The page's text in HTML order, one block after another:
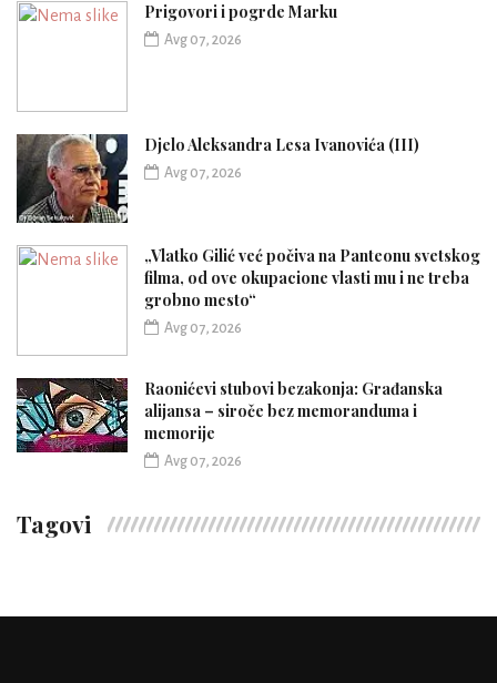
Prigovori i pogrde Marku
Avg 07, 2026
Djelo Aleksandra Lesa Ivanovića (III)
Avg 07, 2026
„Vlatko Gilić već počiva na Panteonu svetskog
filma, od ove okupacione vlasti mu i ne treba
grobno mesto“
Avg 07, 2026
Raonićevi stubovi bezakonja: Građanska
alijansa – siroče bez memoranduma i
memorije
Avg 07, 2026
Tagovi